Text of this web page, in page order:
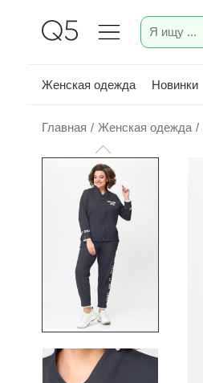
Женская одежда Новинки
Главная / Женская одежда /